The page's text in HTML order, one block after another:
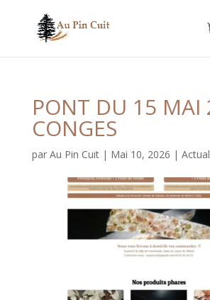
PONT DU 15 MAI
CONGES
par Au Pin Cuit| Mai 10, 2026 |